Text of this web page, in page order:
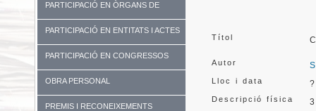
PARTICIPACIÓ EN ÒRGANS DE
GOVERN I UNIVERSITATS
PARTICIPACIÓ EN ENTITATS I ACTES
DIVERSOS
PARTICIPACIÓ EN CONGRESSOS
OBRA PERSONAL
PREMIS I RECONEIXEMENTS
Títol
Autor
Lloc i data
Descripció física